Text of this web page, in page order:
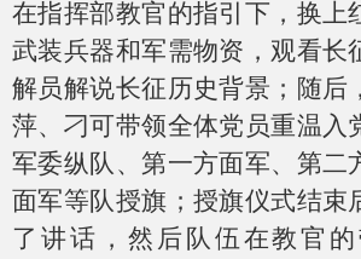
在指挥部教官的指引下，换上
武装兵器和军需物资，观看长
解员解说长征历史背景；随后
萍、刁可带领全体党员重温入
军委纵队、第一方面军、第二
面军等队授旗；授旗仪式结束
了讲话，然后队伍在教官